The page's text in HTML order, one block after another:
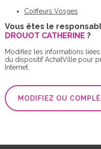
Coiffeurs Vosges
Vous êtes le
DROUOT CATHERINE ?
Modifiez les informations
du dispositif AchatVille pour
Internet.
MODIFIEZ OU